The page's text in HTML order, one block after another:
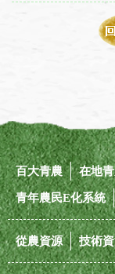
百大青農 在地
青年農民E化系統
從農資源 技術